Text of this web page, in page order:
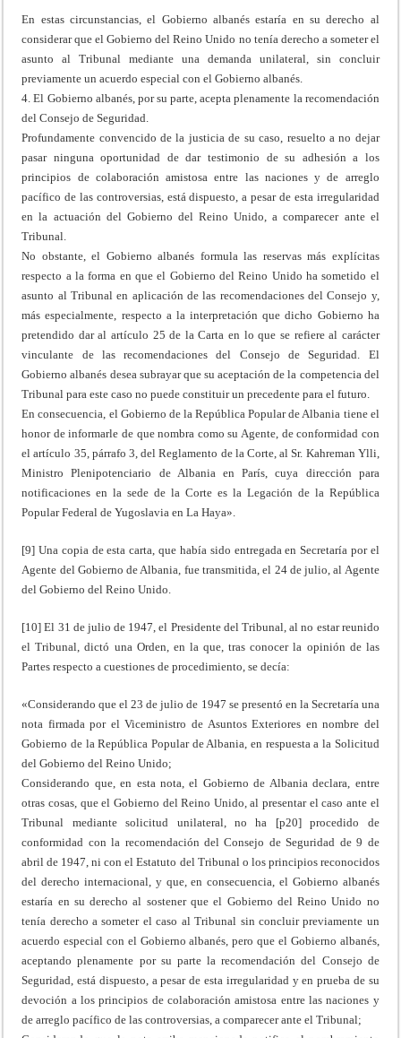
En estas circunstancias, el Gobierno albanés estaría en su derecho al
considerar que el Gobierno del Reino Unido no tenía derecho a someter el
asunto al Tribunal mediante una demanda unilateral, sin concluir
previamente un acuerdo especial con el Gobierno albanés.
4. El Gobierno albanés, por su parte, acepta plenamente la recomendación
del Consejo de Seguridad.
Profundamente convencido de la justicia de su caso, resuelto a no dejar
pasar ninguna oportunidad de dar testimonio de su adhesión a los
principios de colaboración amistosa entre las naciones y de arreglo
pacífico de las controversias, está dispuesto, a pesar de esta irregularidad
en la actuación del Gobierno del Reino Unido, a comparecer ante el
Tribunal.
No obstante, el Gobierno albanés formula las reservas más explícitas
respecto a la forma en que el Gobierno del Reino Unido ha sometido el
asunto al Tribunal en aplicación de las recomendaciones del Consejo y,
más especialmente, respecto a la interpretación que dicho Gobierno ha
pretendido dar al artículo 25 de la Carta en lo que se refiere al carácter
vinculante de las recomendaciones del Consejo de Seguridad. El
Gobierno albanés desea subrayar que su aceptación de la competencia del
Tribunal para este caso no puede constituir un precedente para el futuro.
En consecuencia, el Gobierno de la República Popular de Albania tiene el
honor de informarle de que nombra como su Agente, de conformidad con
el artículo 35, párrafo 3, del Reglamento de la Corte, al Sr. Kahreman Ylli,
Ministro Plenipotenciario de Albania en París, cuya dirección para
notificaciones en la sede de la Corte es la Legación de la República
Popular Federal de Yugoslavia en La Haya».
[9] Una copia de esta carta, que había sido entregada en Secretaría por el
Agente del Gobierno de Albania, fue transmitida, el 24 de julio, al Agente
del Gobierno del Reino Unido.
[10] El 31 de julio de 1947, el Presidente del Tribunal, al no estar reunido
el Tribunal, dictó una Orden, en la que, tras conocer la opinión de las
Partes respecto a cuestiones de procedimiento, se decía:
«Considerando que el 23 de julio de 1947 se presentó en la Secretaría una
nota firmada por el Viceministro de Asuntos Exteriores en nombre del
Gobierno de la República Popular de Albania, en respuesta a la Solicitud
del Gobierno del Reino Unido;
Considerando que, en esta nota, el Gobierno de Albania declara, entre
otras cosas, que el Gobierno del Reino Unido, al presentar el caso ante el
Tribunal mediante solicitud unilateral, no ha [p20] procedido de
conformidad con la recomendación del Consejo de Seguridad de 9 de
abril de 1947, ni con el Estatuto del Tribunal o los principios reconocidos
del derecho internacional, y que, en consecuencia, el Gobierno albanés
estaría en su derecho al sostener que el Gobierno del Reino Unido no
tenía derecho a someter el caso al Tribunal sin concluir previamente un
acuerdo especial con el Gobierno albanés, pero que el Gobierno albanés,
aceptando plenamente por su parte la recomendación del Consejo de
Seguridad, está dispuesto, a pesar de esta irregularidad y en prueba de su
devoción a los principios de colaboración amistosa entre las naciones y
de arreglo pacífico de las controversias, a comparecer ante el Tribunal;